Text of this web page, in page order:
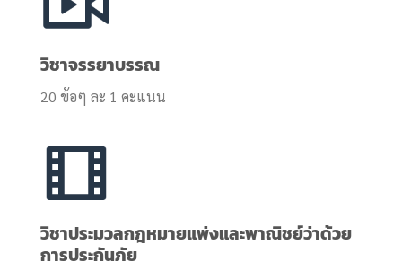
วิชาจรรยาบรรณ
20 ข้อๆ ละ 1 คะแนน
วิชาประมวลกฎหมายแพ่งและพาณิชย์ว่าด้วย
การประกันภัย